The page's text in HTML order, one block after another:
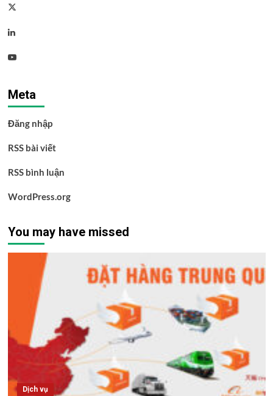
Twitter
Linkedin
Youtube
Meta
Đăng nhập
RSS bài viết
RSS bình luận
WordPress.org
You may have missed
Dịch vụ